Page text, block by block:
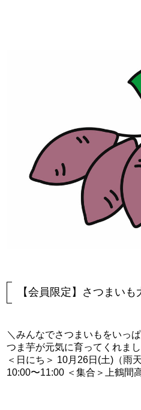
【会員限定】さつまい
＼みんなでさつまいもをいっ
つま芋が元気に育ってくれま
＜日にち＞ 10月26日(土)（雨
10:00〜11:00 ＜集合＞上鶴間